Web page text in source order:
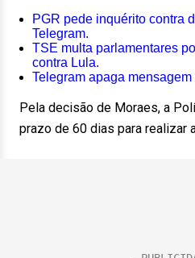
PGR pede inquérito contra
Telegram.
TSE multa parlamentares
contra Lula.
Telegram apaga
Pela decisão de Moraes, a
prazo de 60 dias para realizar